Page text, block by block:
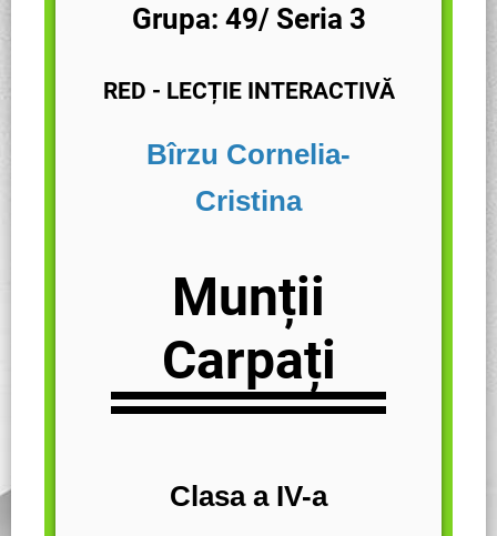
Grupa: 49/ Seria 3
RED - LECȚIE INTERACTIVĂ
Bîrzu Cornelia-
Cristina
Munții
Carpați
Clasa a IV-a